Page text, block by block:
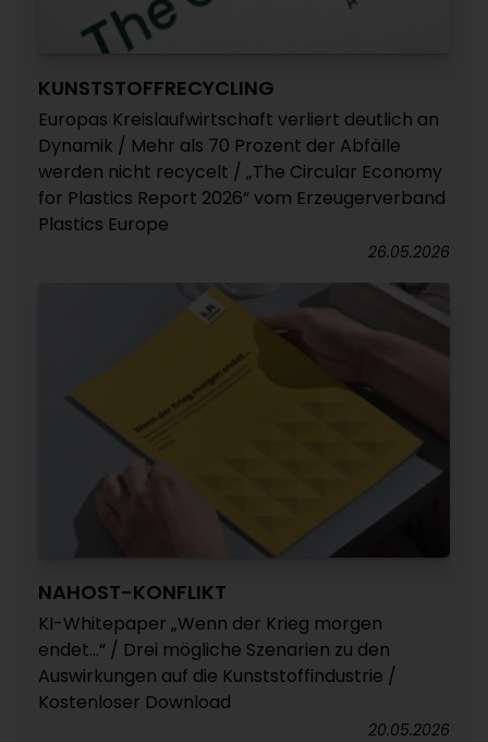
KUNSTSTOFFRECYCLING
Europas Kreislaufwirtschaft verliert deutlich an
Dynamik / Mehr als 70 Prozent der Abfälle
werden nicht recycelt / „The Circular Economy
for Plastics Report 2026“ vom Erzeugerverband
Plastics Europe
26.05.2026
NAHOST-KONFLIKT
KI-Whitepaper „Wenn der Krieg morgen
endet...“ / Drei mögliche Szenarien zu den
Auswirkungen auf die Kunststoffindustrie /
Kostenloser Download
20.05.2026